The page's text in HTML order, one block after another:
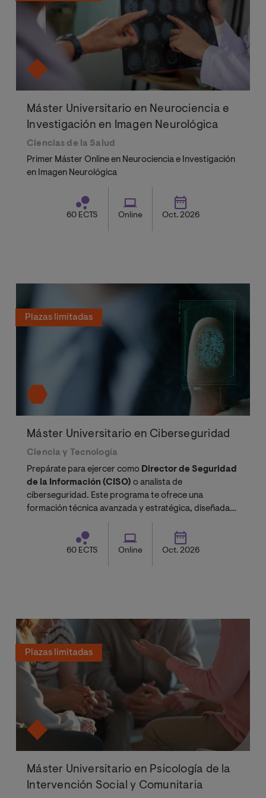
Máster Universitario en Neurociencia e
Investigación en Imagen Neurológica
Ciencias de la Salud
Primer Máster Online en Neurociencia e Investigación
en Imagen Neurológica
60 ECTS Online Oct. 2026
Plazas limitadas
Máster Universitario en Ciberseguridad
Ciencia y Tecnología
Prepárate para ejercer como Director de Seguridad
de la Información (CISO) o analista de
ciberseguridad. Este programa te ofrece una
formación técnica avanzada y estratégica, diseñada
para cubrir la alta demanda de expertos en
protección de activos digitales.
60 ECTS Online Oct. 2026
Plazas limitadas
Máster Universitario en Psicología de la
Intervención Social y Comunitaria